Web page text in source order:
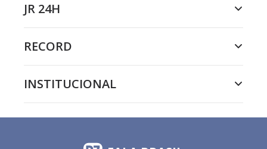
JR 24H
RECORD
INSTITUCIONAL